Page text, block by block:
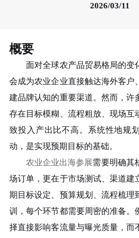
2026/03/11
概要
面对全球农产品贸易格局的变
会成为农业企业直接触达海外客户
建品牌认知的重要渠道。然而，许
存在目标模糊、流程粗放、现场互
致投入产出比不高。系统性地规
动，是实现预期目标的基础。
农业企业出海参展需要明确其
场订单，更在于市场测试、渠道建
期目标设定、预算规划、流程梳理
训，每个环节都需要周密的准备。
择直接影响客流量与曝光质量，而